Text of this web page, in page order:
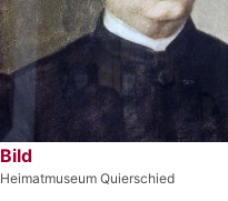
Bild
Heimatmuseum Quierschied